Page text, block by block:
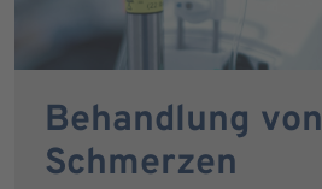
Behandlung von
Schmerzen